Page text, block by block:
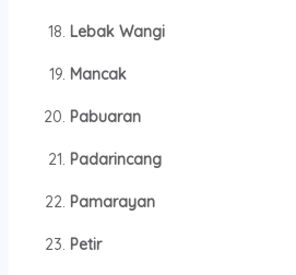
Lebak Wangi
Mancak
Pabuaran
Padarincang
Pamarayan
Petir